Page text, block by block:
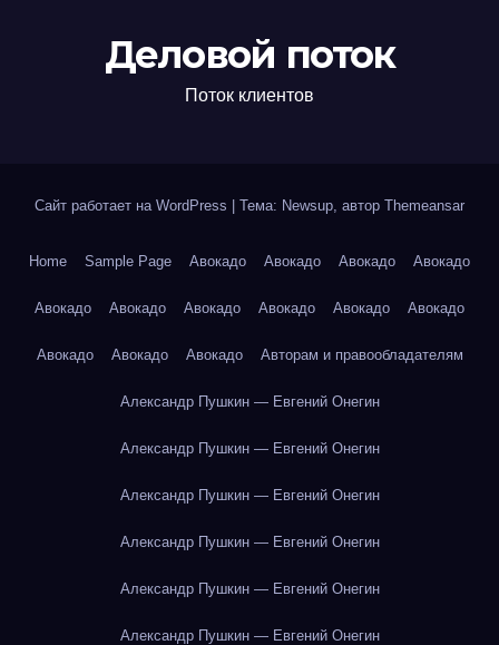
Деловой поток
Поток клиентов
Сайт работает на WordPress Тема: Newsup, автор Themeansar
Home Sample Page Авокадо Авокадо Авокадо Авокадо
Авокадо Авокадо Авокадо Авокадо Авокадо Авокадо
Авокадо Авокадо Авокадо Авторам и правообладателям
Александр Пушкин — Евгений Онегин
Александр Пушкин — Евгений Онегин
Александр Пушкин — Евгений Онегин
Александр Пушкин — Евгений Онегин
Александр Пушкин — Евгений Онегин
Александр Пушкин — Евгений Онегин